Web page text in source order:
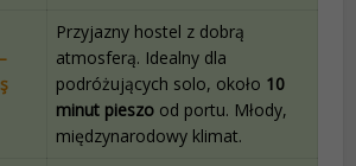
Przyjazny hostel z dobrą
atmosferą. Idealny dla
podróżujących solo, około 10
minut pieszo od portu. Młody,
międzynarodowy klimat.